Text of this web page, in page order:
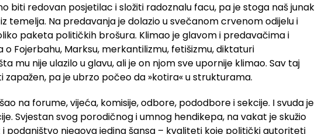
biti redovan posjetilac i složiti radoznalu facu, pa je stoga naš junak
temelja. Na predavanja je dolazio u svečanom crvenom odijelu i
paketa političkih brošura. Klimao je glavom i predavačima i
o Fojerbahu, Marksu, merkantilizmu, fetišizmu, diktaturi
mu nije ulazilo u glavu, ali je on njom sve upornije klimao. Sav taj
zapažen, pa je ubrzo počeo da »kotira« u strukturama.
na forume, vijeća, komisije, odbore, pododbore i sekcije. I svuda je
Svjestan svog porodičnog i umnog hendikepa, na vakat je skužio
i podaništvo njegova jedina šansa – kvaliteti koje politički autoriteti